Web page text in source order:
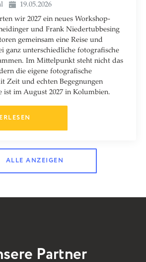
19.05.2026
wir 2027 ein neues Workshop-
und Frank Niedertubbesing
gemeinsam eine Reise und
ganz unterschiedliche fotografische
Im Mittelpunkt steht nicht das
die eigene fotografische
Zeit und echten Begegnungen
ist im August 2027 in Kolumbien.
ALLE ANZEIGEN
Partner